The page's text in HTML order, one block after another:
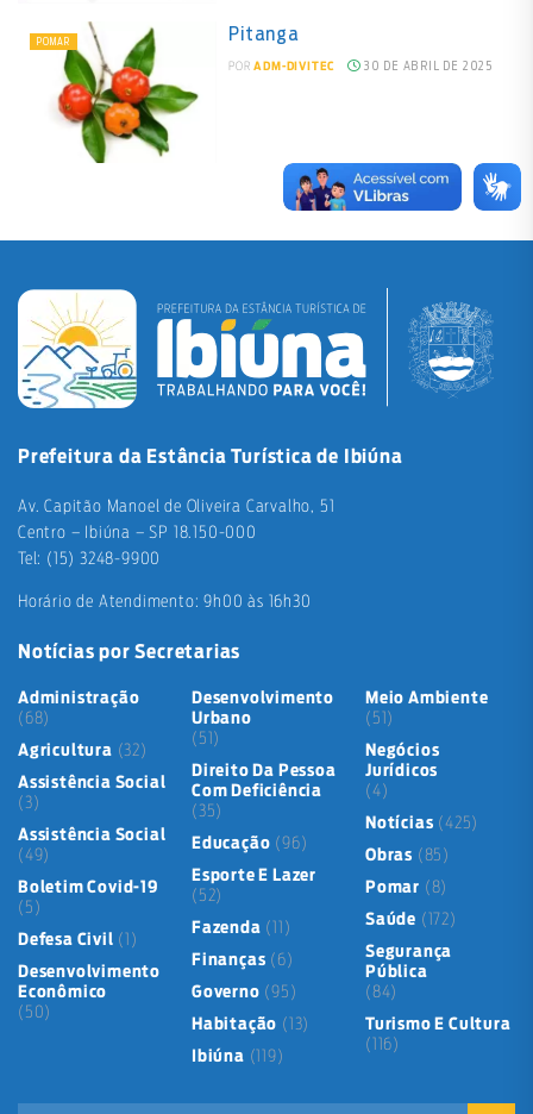
POMAR Pitanga
POR ADM-DIVITEC 30 DE ABRIL DE 2025
Prefeitura da Estância Turística de Ibiúna
Av. Capitão Manoel de Oliveira Carvalho, 51
Centro – Ibiúna – SP 18.150-000
Tel: (15) 3248-9900
Horário de Atendimento: 9h00 às 16h30
Notícias por Secretarias
Administração
(68)
Agricultura (32)
Assistência Social
(3)
Assistência Social
(49)
Boletim Covid-19
(5)
Defesa Civil (1)
Desenvolvimento
Econômico
(50)
Desenvolvimento
Urbano
(51)
Direito Da Pessoa
Com Deficiência
(35)
Educação (96)
Esporte E Lazer
(52)
Fazenda (11)
Finanças (6)
Governo (95)
Habitação (13)
Ibiúna (119)
Meio Ambiente
(51)
Negócios
Jurídicos
(4)
Notícias (425)
Obras (85)
Pomar (8)
Saúde (172)
Segurança
Pública
(84)
Turismo E Cultura
(116)